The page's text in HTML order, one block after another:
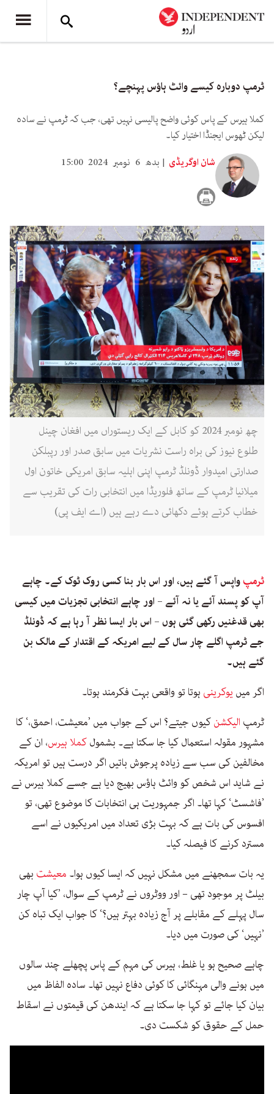
ٹرمپ دوبارہ کیسے وائٹ ہاؤس پہنچے؟
کملا ہیرس کے پاس کوئی واضح پالیسی نہیں تھی، جب کہ ٹرمپ نے سادہ
لیکن ٹھوس ایجنڈا اختیار کیا۔
شان اوگریڈی
بدھ 6 نومبر 2024 15:00
چھ نومبر 2024 کو کابل کے ایک ریستوراں میں افغان چینل
طلوع نیوز کی براہ راست نشریات میں سابق صدر اور رپبلکن
صدارتی امیدوار ڈونلڈ ٹرمپ اپنی اہلیہ سابق امریکی خاتون اول
میلانیا ٹرمپ کے ساتھ فلوریڈا میں انتخابی رات کی تقریب سے
خطاب کرتے ہوئے دکھائی دے رہے ہیں (اے ایف پی)
ٹرمپواپس آ گئے ہیں، اور اس بار بنا کسی روک ٹوک کے۔ چاہے
آپ کو پسند آئے یا نہ آئے – اور چاہے انتخابی تجزیات میں کیسی
بھی قدغنیں رکھی گئی ہوں – اس بار ایسا نظر آ رہا ہے کہ ڈونلڈ
جے ٹرمپ اگلے چار سال کے لیے امریکہ کے اقتدار کے مالک بن
گئے ہیں۔
اگر میں یوکرینی ہوتا تو واقعی بہت فکرمند ہوتا۔
ٹرمپ الیکشنکیوں جیتے؟ اس کے جواب میں ’معیشت، احمق،‘ کا
مشہور مقولہ استعمال کیا جا سکتا ہے۔ بشمولکملا ہیرس، ان کے
مخالفین کی سب سے زیادہ پرجوش باتیں اگر درست ہیں تو امریکہ
نے شاید اس شخص کو وائٹ ہاؤس بھیج دیا ہے جسے کملا ہیرس نے
’فاشسٹ‘ کہا تھا۔ اگر جمہوریت ہی انتخابات کا موضوع تھی، تو
افسوس کی بات ہے کہ بہت بڑی تعداد میں امریکیوں نے اسے
مسترد کرنے کا فیصلہ کیا۔
یہ بات سمجھنے میں مشکل نہیں کہ ایسا کیوں ہوا۔ معیشت بھی
بیلٹ پر موجود تھی – اور ووٹروں نے ٹرمپ کے سوال، ’کیا آپ چار
سال پہلے کے مقابلے پر آج زیادہ بہتر ہیں؟‘ کا جواب ایک تباہ کن
’نہیں‘ کی صورت میں دیا۔
چاہے صحیح ہو یا غلط، ہیرس کی مہم کے پاس پچھلے چند سالوں
میں ہونے والی مہنگائی کا کوئی دفاع نہیں تھا۔ سادہ الفاظ میں
بیان کیا جائے تو کہا جا سکتا ہے کہ ایندھن کی قیمتوں نے اسقاط
حمل کے حقوق کو شکست دی۔